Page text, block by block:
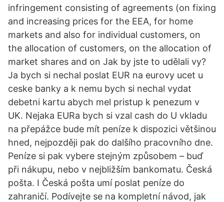
infringement consisting of agreements (on fixing
and increasing prices for the EEA, for home
markets and also for individual customers, on
the allocation of customers, on the allocation of
market shares and on Jak by jste to udělali vy?
Ja bych si nechal poslat EUR na eurovy ucet u
ceske banky a k nemu bych si nechal vydat
debetni kartu abych mel pristup k penezum v
UK. Nejaka EURa bych si vzal cash do U vkladu
na přepážce bude mít peníze k dispozici většinou
hned, nejpozději pak do dalšího pracovního dne.
Peníze si pak vybere stejným způsobem – buď
při nákupu, nebo v nejbližším bankomatu. Česká
pošta. I Česká pošta umí poslat peníze do
zahraničí. Podívejte se na kompletní návod, jak